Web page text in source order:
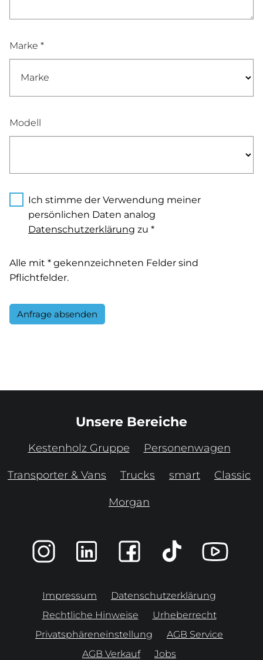
Marke *
Modell
Ich stimme der Verwendung meiner
persönlichen Daten analog
Datenschutzerklärung zu *
Alle mit * gekennzeichneten Felder sind
Pflichtfelder.
Anfrage absenden
Unsere Bereiche
Kestenholz Gruppe Personenwagen
Transporter & Vans Trucks smart Classic
Morgan
Impressum
Datenschutzerklärung
Rechtliche Hinweise
Urheberrecht
Privatsphäreneinstellung
AGB Service
AGB Verkauf
Jobs